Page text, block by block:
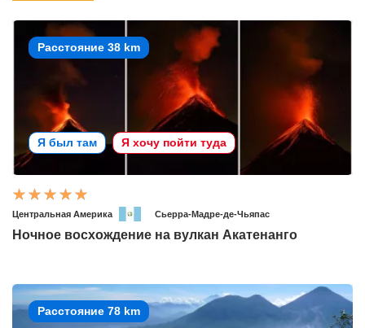
Расстояние 38 km
Я был там Я хочу пойти туда
Центральная Америка Сьерра-Мадре-де-Чьяпас
Ночное восхождение на вулкан Акатенанго
Расстояние 78 km